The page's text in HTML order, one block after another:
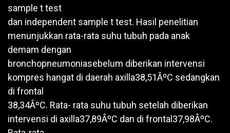
sample t test
dan independent sample t test. Hasil penelitian
menunjukkan rata-rata suhu tubuh pada anak
demam dengan
bronchopneumoniasebelum diberikan intervensi
kompres hangat di daerah axilla38,51ÂºC sedangkan
di frontal
38,34ÂºC. Rata- rata suhu tubuh setelah diberikan
intervensi di axilla37,89ÂºC dan di frontal37,98ÂºC.